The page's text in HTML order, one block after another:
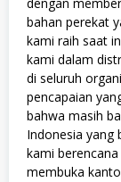
bahan perekat
kami raih saat
kami dalam
di seluruh
pencapaian
bahwa masih
Indonesia yang
kami
membuka